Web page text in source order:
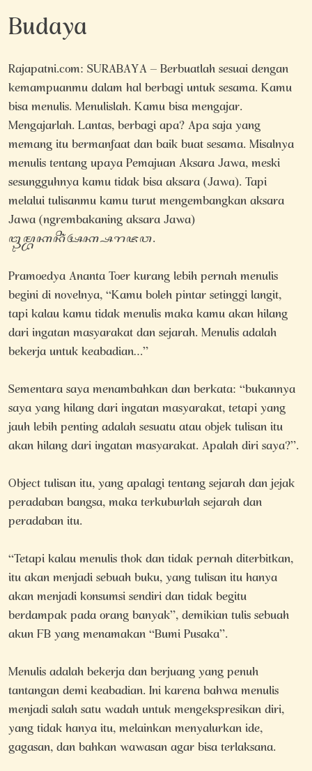
Budaya
Rajapatni.com: SURABAYA – Berbuatlah sesuai dengan
kemampuanmu dalam hal berbagi untuk sesama. Kamu
bisa menulis. Menulislah. Kamu bisa mengajar.
Mengajarlah. Lantas, berbagi apa? Apa saja yang
memang itu bermanfaat dan baik buat sesama. Misalnya
menulis tentang upaya Pemajuan Aksara Jawa, meski
sesungguhnya kamu tidak bisa aksara (Jawa). Tapi
melalui tulisanmu kamu turut mengembangkan aksara
Jawa (ngrembakaning aksara Jawa)
ꦔꦿꦼꦩ꧀ꦧꦏꦤꦶꦁꦄꦏ꧀ꦱꦫꦗꦮ.
Pramoedya Ananta Toer kurang lebih pernah menulis
begini di novelnya, “Kamu boleh pintar setinggi langit,
tapi kalau kamu tidak menulis maka kamu akan hilang
dari ingatan masyarakat dan sejarah. Menulis adalah
bekerja untuk keabadian…”
Sementara saya menambahkan dan berkata: “bukannya
saya yang hilang dari ingatan masyarakat, tetapi yang
jauh lebih penting adalah sesuatu atau objek tulisan itu
akan hilang dari ingatan masyarakat. Apalah diri saya?”.
Object tulisan itu, yang apalagi tentang sejarah dan jejak
peradaban bangsa, maka terkuburlah sejarah dan
peradaban itu.
“Tetapi kalau menulis thok dan tidak pernah diterbitkan,
itu akan menjadi sebuah buku, yang tulisan itu hanya
akan menjadi konsumsi sendiri dan tidak begitu
berdampak pada orang banyak”, demikian tulis sebuah
akun FB yang menamakan “Bumi Pusaka”.
Menulis adalah bekerja dan berjuang yang penuh
tantangan demi keabadian. Ini karena bahwa menulis
menjadi salah satu wadah untuk mengekspresikan diri,
yang tidak hanya itu, melainkan menyalurkan ide,
gagasan, dan bahkan wawasan agar bisa terlaksana.